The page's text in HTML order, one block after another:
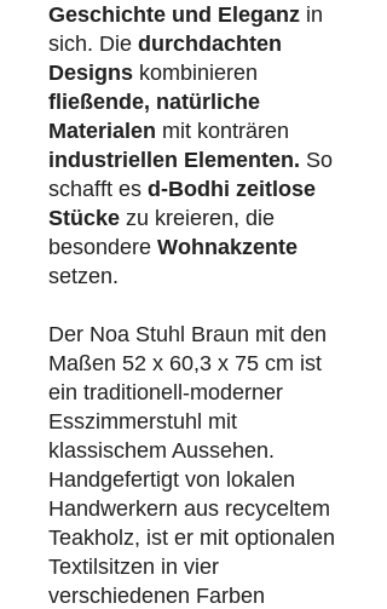
Geschichte und Eleganz in
sich. Die durchdachten
Designs kombinieren
fließende, natürliche
Materialen mit konträren
industriellen Elementen. So
schafft es d-Bodhi zeitlose
Stücke zu kreieren, die
besondere Wohnakzente
setzen.
Der Noa Stuhl Braun mit den
Maßen 52 x 60,3 x 75 cm ist
ein traditionell-moderner
Esszimmerstuhl mit
klassischem Aussehen.
Handgefertigt von lokalen
Handwerkern aus recyceltem
Teakholz, ist er mit optionalen
Textilsitzen in vier
verschiedenen Farben